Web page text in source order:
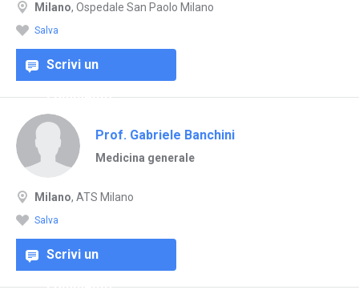
Milano, Ospedale San Paolo Milano
Salva
Scrivi un
commento
Prof. Gabriele Banchini
Medicina generale
Milano, ATS Milano
Salva
Scrivi un
commento